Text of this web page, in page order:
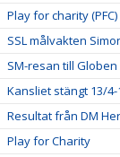
Play for charity (PFC)
SSL målvakten
SM-resan till
Kansliet stängt 13/
Resultat från DM
Play for Charity